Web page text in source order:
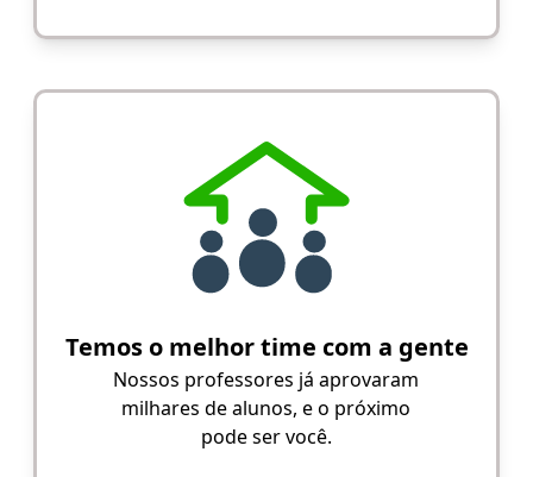
Temos o melhor time com a gente
Nossos professores já aprovaram
milhares de alunos, e o próximo
pode ser você.